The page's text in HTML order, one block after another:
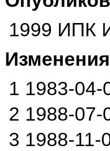
1999 ИПК
1 1983-
2 1988-
3 1988-